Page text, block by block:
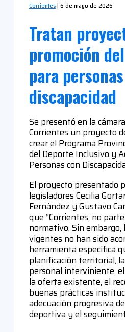
Corrientes| 6 de mayo de 2026
Tratan
promoción
para
discapacidad
Se presentó en la
Corrientes un proyecto
crear el Programa
del Deporte Inclusivo y
Personas con
El proyecto presentado
legisladores Cecilia
Fernández y Gustavo
que “Corrientes, no
normativo. Sin embargo,
vigentes no han sido
herramienta específica
planificación territorial,
personal interviniente,
la oferta existente, el
buenas prácticas
adecuación progresiva
deportiva y el